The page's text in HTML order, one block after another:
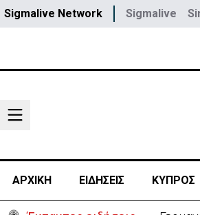
Sigmalive Network Sigmalive
ΑΡΧΙΚΗ ΕΙΔΗΣΕΙΣ ΚΥΠΡΟΣ